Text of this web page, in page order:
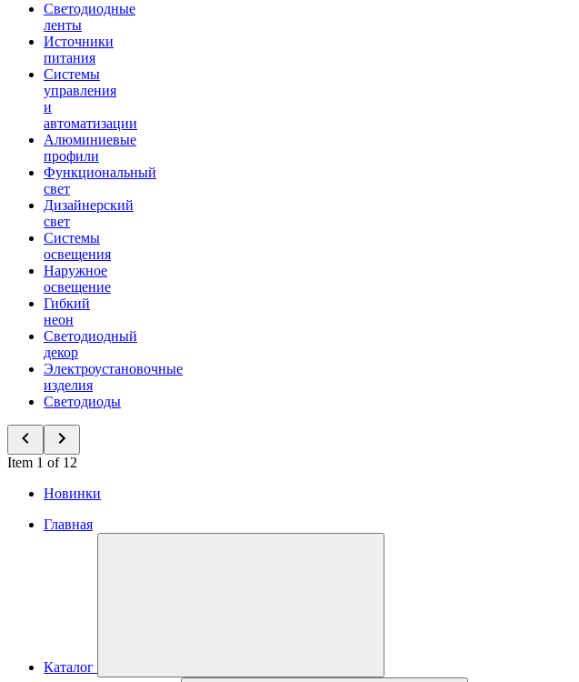
Светодиодные
ленты
Источники
питания
Системы
управления
и
автоматизации
Алюминиевые
профили
Функциональный
свет
Дизайнерский
свет
Системы
освещения
Наружное
освещение
Гибкий
неон
Светодиодный
декор
Электроустановочные
изделия
Светодиоды
Item 1 of 12
Новинки
Главная
Каталог